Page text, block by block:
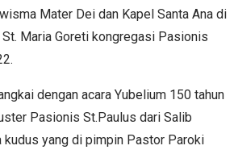
Mater Dei dan Kapel Santa Ana di
Maria Goreti kongregasi Pasionis
dengan acara Yubelium 150 tahun
Pasionis St.Paulus dari Salib
kudus yang di pimpin Pastor Paroki